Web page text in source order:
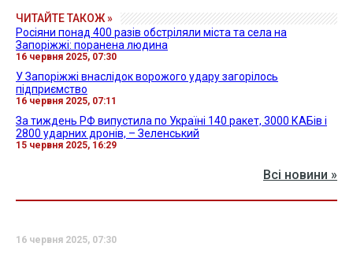
ЧИТАЙТЕ ТАКОЖ »
Росіяни понад 400 разів обстріляли міста та села на
Запоріжжі: поранена людина
16 червня 2025, 07:30
У Запоріжжі внаслідок ворожого удару загорілось
підприємство
16 червня 2025, 07:11
За тиждень РФ випустила по Україні 140 ракет, 3000 КАБів і
2800 ударних дронів, – Зеленський
15 червня 2025, 16:29
Всі новини »
16 червня 2025, 07:30